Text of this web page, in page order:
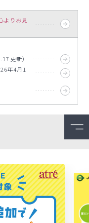
よりお見
更新）
年4月1